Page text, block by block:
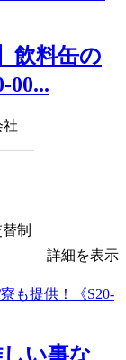
飲料缶の
00...
社
制
詳細を表示
しい事な